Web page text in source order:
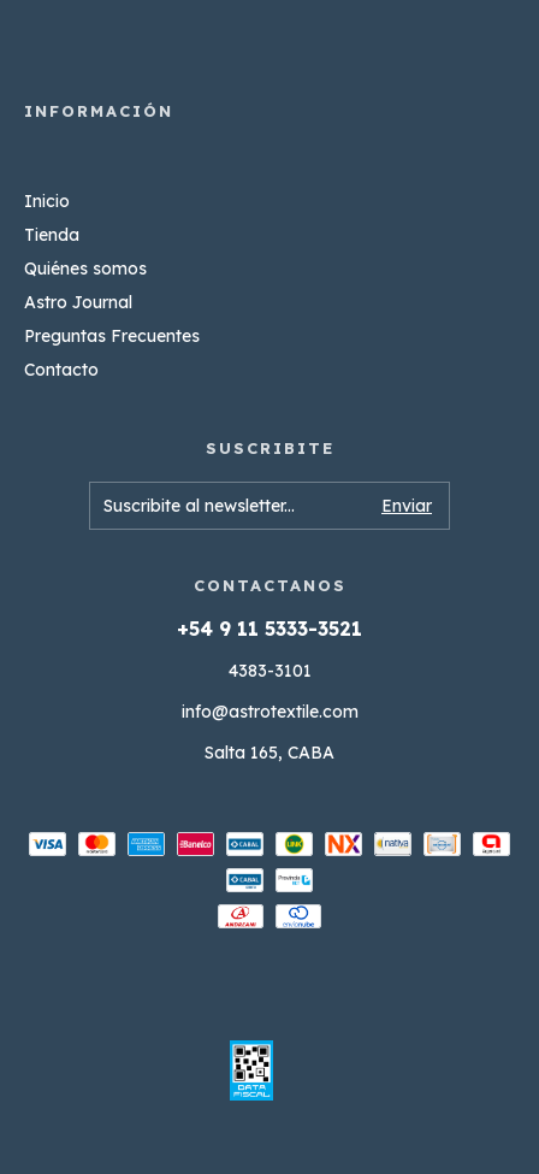
Inicio
Tienda
Quiénes somos
Astro Journal
Preguntas Frecuentes
Contacto
4383-3101
info@astrotextile.com
Salta 165, CABA